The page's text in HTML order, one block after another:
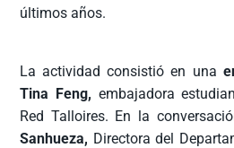
últimos años.
La actividad consistió en una
Tina Feng, embajadora
Red Talloires. En la
Sanhueza, Directora del